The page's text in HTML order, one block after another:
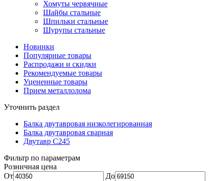
Хомуты червячные
Шайбы стальные
Шпильки стальные
Шурупы стальные
Новинки
Популярные товары
Распродажи и скидки
Рекомендуемые товары
Уцененные товары
Прием металлолома
Уточнить раздел
Балка двутавровая низколегированная
Балка двутавровая сварная
Двутавр С245
Фильтр по параметрам
Розничная цена
От
До